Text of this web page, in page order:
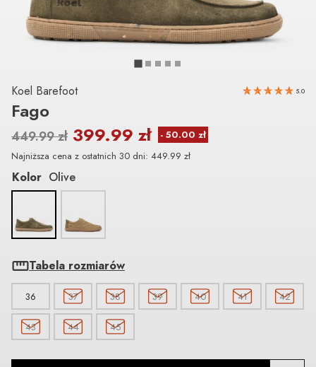
Koel Barefoot 5.0
Fago
449.99zł 399.99 zł
Najniższa cena z ostatnich 30 dni: 449.99 zł
Kolor Olive
Tabela rozmiarów
36 37 38 39 40 41 42
43 44 45